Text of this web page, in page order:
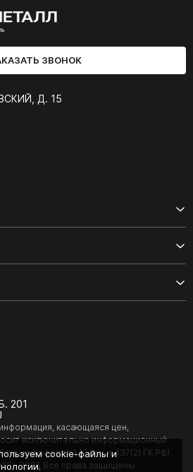
ЗВОНОК
Д. 15
201
касающаяся цен,
исключительно информационный
офертой (Статья 437(2) ГК РФ).
- 2026 Все права защищены.
cookie-файлы и